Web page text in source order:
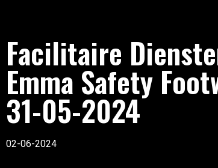
Facilitaire
Emma Safety
31-05-2024
02-06-2024